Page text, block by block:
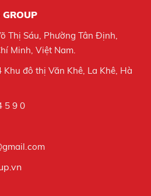
Thị Sáu, Phường Tân Định,
Minh, Việt Nam.
Khu đô thị Văn Khê, La Khê, Hà
5 9 0